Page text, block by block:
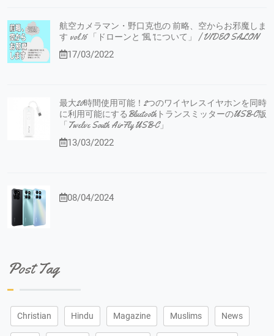
航空カメラマン・野口克也の 前略、空からお邪魔しま
す vol.16 「ドローンと”風”について」 | VIDEO SALON
17/03/2022
最大20時間使用可能！2つのワイヤレスイヤホンを同時
に利用可能にするBluetoothトランスミッターのUSB-C版
「Twelve South AirFly USB-C」
13/03/2022
08/04/2024
Post Tag
Christian Hindu Magazine Muslims News